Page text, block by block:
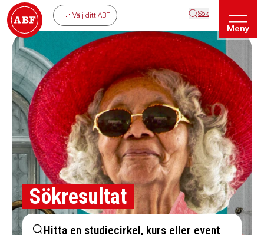
Välj ditt ABF Sök
Meny
Sökresultat
Hitta en studiecirkel, kurs eller event